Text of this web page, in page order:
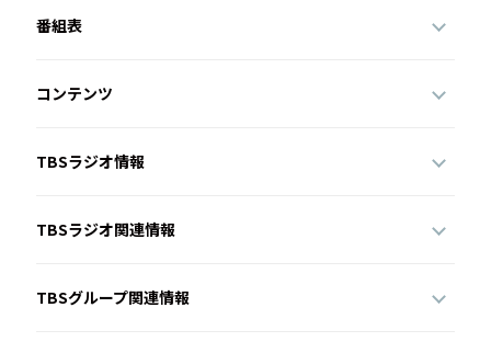
番組表
コンテンツ
TBSラジオ情報
TBSラジオ関連情報
TBSグループ関連情報